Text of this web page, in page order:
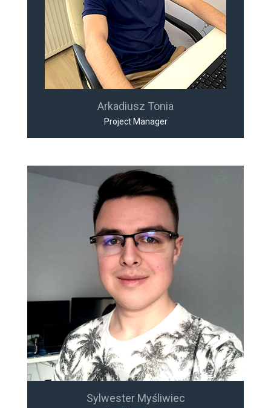
Arkadiusz Tonia
Project Manager
Sylwester Myśliwiec